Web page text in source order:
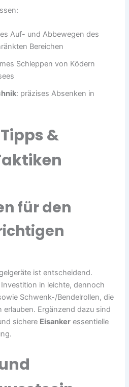
Auf- und Abbewegen des
Bereichen
Schleppen von Ködern
: präzises Absenken in
&
für den
ist entscheidend.
in leichte, dennoch
Schwenk-/Bendelrollen, die
erlauben. Ergänzend dazu sind
sichere Eisanker essentielle